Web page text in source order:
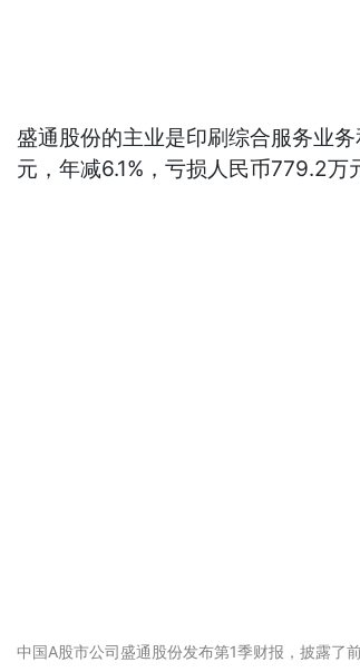
盛通股份的主业是印刷综合服务业
元，年减6.1%，亏损人民币779.2万
中国A股市公司盛通股份发布第1季财报，披露了